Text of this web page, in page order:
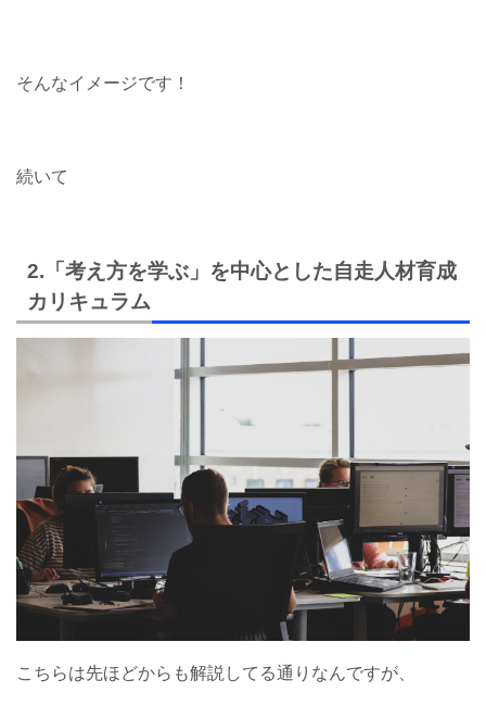
そんなイメージです！
続いて
2.「考え方を学ぶ」を中心とした自走人材育成
カリキュラム
こちらは先ほどからも解説してる通りなんですが、